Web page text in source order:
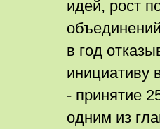
идей, рост
в год
инициативу
- принятие
одним из